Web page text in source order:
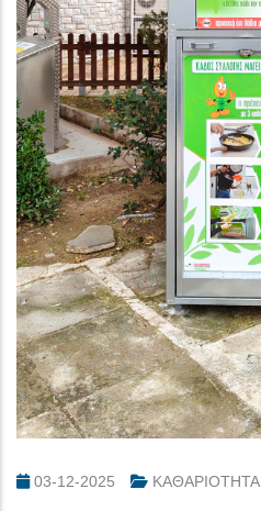
03-12-2025 ΚΑΘΑΡΙΟΤΗΤΑ